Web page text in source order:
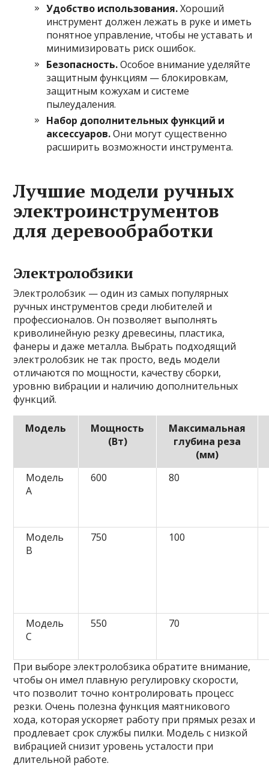
Удобство использования.Хороший
инструмент должен лежать в руке и иметь
понятное управление, чтобы не уставать и
минимизировать риск ошибок.
Безопасность.Особое внимание уделяйте
защитным функциям — блокировкам,
защитным кожухам и системе
пылеудаления.
Набор дополнительных функций и
аксессуаров.Они могут существенно
расширить возможности инструмента.
Лучшие модели ручных
электроинструментов
для деревообработки
Электролобзики
Электролобзик — один из самых популярных
ручных инструментов среди любителей и
профессионалов. Он позволяет выполнять
криволинейную резку древесины, пластика,
фанеры и даже металла. Выбрать подходящий
электролобзик не так просто, ведь модели
отличаются по мощности, качеству сборки,
уровню вибрации и наличию дополнительных
функций.
Модель
Мощность
(Вт)
Максимальная
глубина реза
(мм)
Модель
A
600 80
Модель
B
750 100
Модель
C
550 70
При выборе электролобзика обратите внимание,
чтобы он имел плавную регулировку скорости,
что позволит точно контролировать процесс
резки. Очень полезна функция маятникового
хода, которая ускоряет работу при прямых резах и
продлевает срок службы пилки. Модель с низкой
вибрацией снизит уровень усталости при
длительной работе.